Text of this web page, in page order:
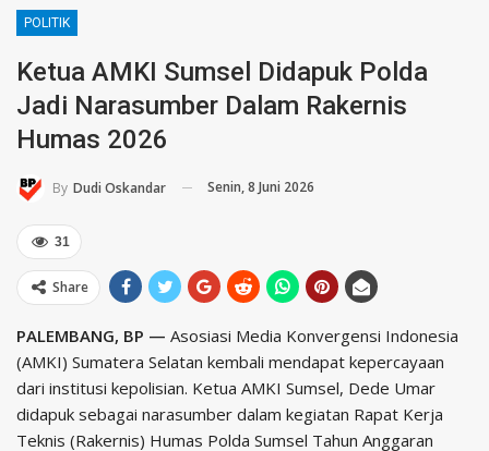
POLITIK
Ketua AMKI Sumsel Didapuk Polda
Jadi Narasumber Dalam Rakernis
Humas 2026
By Dudi Oskandar Senin, 8 Juni 2026
31
Share
PALEMBANG, BP — Asosiasi Media Konvergensi Indonesia
(AMKI) Sumatera Selatan kembali mendapat kepercayaan
dari institusi kepolisian. Ketua AMKI Sumsel, Dede Umar
didapuk sebagai narasumber dalam kegiatan Rapat Kerja
Teknis (Rakernis) Humas Polda Sumsel Tahun Anggaran